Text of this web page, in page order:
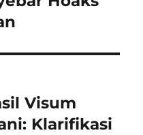
Visum
Klarifikasi